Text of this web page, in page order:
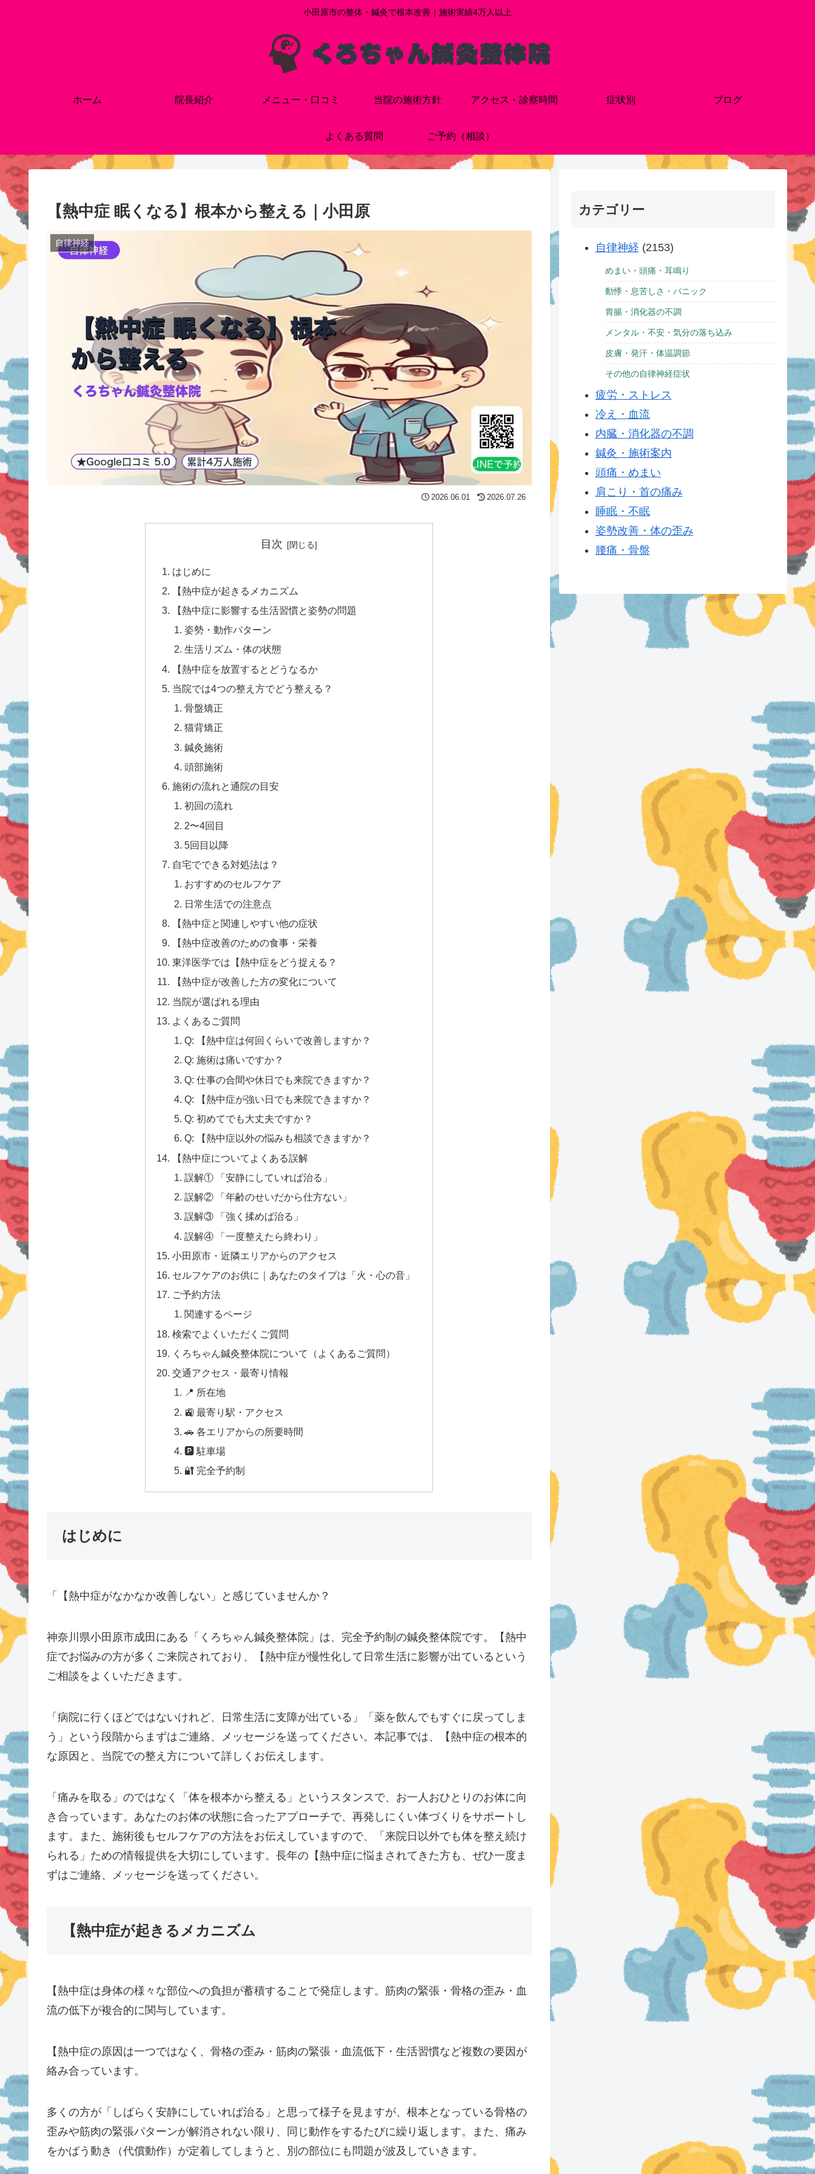
小田原市の整体・鍼灸で根本改善｜施術実績4万人以上
ホーム 院長紹介 メニュー・口コミ 当院の施術方針 アクセス・診察時間 症状別 ブログ
よくある質問 ご予約（相談）
【熱中症 眠くなる】根本から整える｜小田原
自律神経
2026.06.01 2026.07.26
目次
はじめに
【熱中症が起きるメカニズム
【熱中症に影響する生活習慣と姿勢の問題
姿勢・動作パターン
生活リズム・体の状態
【熱中症を放置するとどうなるか
当院では4つの整え方でどう整える？
骨盤矯正
猫背矯正
鍼灸施術
頭部施術
施術の流れと通院の目安
初回の流れ
2〜4回目
5回目以降
自宅でできる対処法は？
おすすめのセルフケア
日常生活での注意点
【熱中症と関連しやすい他の症状
【熱中症改善のための食事・栄養
東洋医学では【熱中症をどう捉える？
【熱中症が改善した方の変化について
当院が選ばれる理由
よくあるご質問
Q: 【熱中症は何回くらいで改善しますか？
Q: 施術は痛いですか？
Q: 仕事の合間や休日でも来院できますか？
Q: 【熱中症が強い日でも来院できますか？
Q: 初めてでも大丈夫ですか？
Q: 【熱中症以外の悩みも相談できますか？
【熱中症についてよくある誤解
誤解① 「安静にしていれば治る」
誤解② 「年齢のせいだから仕方ない」
誤解③ 「強く揉めば治る」
誤解④ 「一度整えたら終わり」
小田原市・近隣エリアからのアクセス
セルフケアのお供に｜あなたのタイプは「火・心の音」
ご予約方法
関連するページ
検索でよくいただくご質問
くろちゃん鍼灸整体院について（よくあるご質問）
交通アクセス・最寄り情報
📍 所在地
🚉 最寄り駅・アクセス
🚗 各エリアからの所要時間
🅿 駐車場
🔐 完全予約制
はじめに
「【熱中症がなかなか改善しない」と感じていませんか？
神奈川県小田原市成田にある「くろちゃん鍼灸整体院」は、完全予約制の鍼灸整体院です。【熱中
症でお悩みの方が多くご来院されており、【熱中症が慢性化して日常生活に影響が出ているという
ご相談をよくいただきます。
「病院に行くほどではないけれど、日常生活に支障が出ている」「薬を飲んでもすぐに戻ってしま
う」という段階からまずはご連絡、メッセージを送ってください。本記事では、【熱中症の根本的
な原因と、当院での整え方について詳しくお伝えします。
「痛みを取る」のではなく「体を根本から整える」というスタンスで、お一人おひとりのお体に向
き合っています。あなたのお体の状態に合ったアプローチで、再発しにくい体づくりをサポートし
ます。また、施術後もセルフケアの方法をお伝えしていますので、「来院日以外でも体を整え続け
られる」ための情報提供を大切にしています。長年の【熱中症に悩まされてきた方も、ぜひ一度ま
ずはご連絡、メッセージを送ってください。
【熱中症が起きるメカニズム
【熱中症は身体の様々な部位への負担が蓄積することで発症します。筋肉の緊張・骨格の歪み・血
流の低下が複合的に関与しています。
【熱中症の原因は一つではなく、骨格の歪み・筋肉の緊張・血流低下・生活習慣など複数の要因が
絡み合っています。
多くの方が「しばらく安静にしていれば治る」と思って様子を見ますが、根本となっている骨格の
歪みや筋肉の緊張パターンが解消されない限り、同じ動作をするたびに繰り返します。また、痛み
をかばう動き（代償動作）が定着してしまうと、別の部位にも問題が波及していきます。
カテゴリー
自律神経 (2153)
めまい・頭痛・耳鳴り
動悸・息苦しさ・パニック
胃腸・消化器の不調
メンタル・不安・気分の落ち込み
皮膚・発汗・体温調節
その他の自律神経症状
疲労・ストレス
冷え・血流
内臓・消化器の不調
鍼灸・施術案内
頭痛・めまい
肩こり・首の痛み
睡眠・不眠
姿勢改善・体の歪み
腰痛・骨盤